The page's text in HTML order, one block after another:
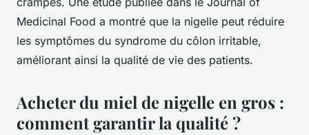
Medicinal Food a montré que la nigelle peut réduire
les symptômes du syndrome du côlon irritable,
améliorant ainsi la qualité de vie des patients.
Acheter du miel de nigelle en gros :
comment garantir la qualité ?